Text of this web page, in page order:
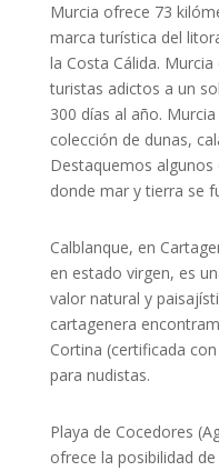
Murcia ofrece 73
marca turística del
la Costa Cálida.
turistas adictos a un
300 días al año.
colección de dunas,
Destaquemos
donde mar y tierra se
Calblanque, en
en estado virgen, es
valor natural y
cartagenera
Cortina (certificada
para nudistas.
Playa de Cocedores
ofrece la posibilidad